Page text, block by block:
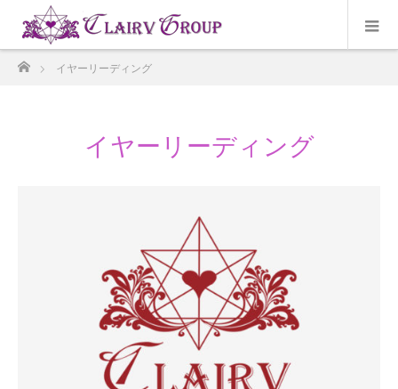
イヤーリーディング
イヤーリーディング